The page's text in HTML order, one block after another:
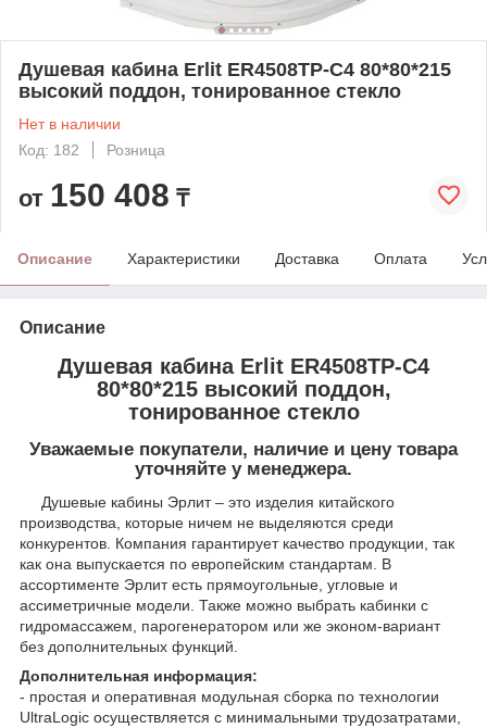
Душевая кабина Erlit ER4508ТP-С4 80*80*215
высокий поддон, тонированное стекло
Нет в наличии
Код: 182
Розница
от 150 408 ₸
Описание Характеристики Доставка Оплата
Описание
Душевая кабина Erlit ER4508ТP-С4
80*80*215 высокий поддон,
тонированное стекло
Уважаемые покупатели, наличие и цену товара
уточняйте у менеджера.
Душевые кабины Эрлит – это изделия китайского
производства, которые ничем не выделяются среди
конкурентов. Компания гарантирует качество продукции, так
как она выпускается по европейским стандартам. В
ассортименте Эрлит есть прямоугольные, угловые и
ассиметричные модели. Также можно выбрать кабинки с
гидромассажем, парогенератором или же эконом-вариант
без дополнительных функций.
Дополнительная информация:
- простая и оперативная модульная сборка по технологии
UltraLogic осуществляется с минимальными трудозатратами,